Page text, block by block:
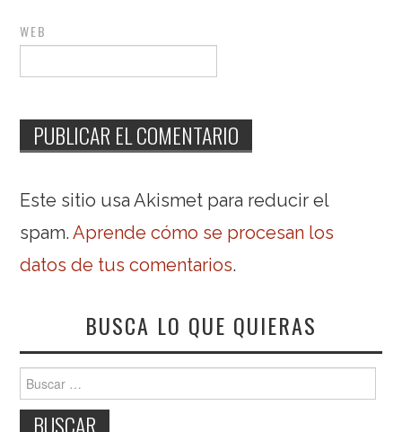
WEB
Este sitio usa Akismet para reducir el
spam.Aprende cómo se procesan los
datos de tus comentarios.
BUSCA LO QUE QUIERAS
Buscar: